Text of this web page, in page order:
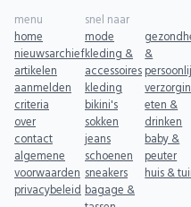
menu
home
nieuwsarchief
artikelen
aanmelden
criteria
over
contact
algemene
voorwaarden
privacybeleid
snel naar
mode
kleding &
accessoires
kleding
bikini's
sokken
jeans
schoenen
sneakers
bagage &
&
eten &
drinken
baby &
peuter
huis &